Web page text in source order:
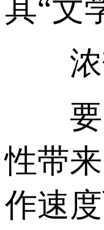
其“文
浓郁
要实
性带
作速